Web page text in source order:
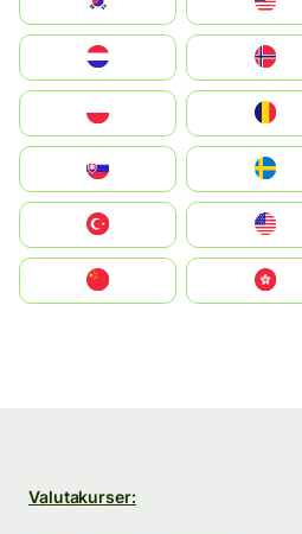
United States
中國香港特別行政區
Valutakurser: